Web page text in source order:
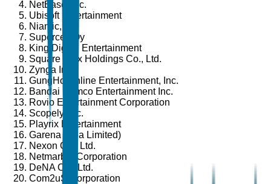
NetEase, Inc.
Ubisoft Entertainment
Niantic, Inc.
Supercell Oy
King Digital Entertainment
Square Enix Holdings Co., Ltd.
Zynga Inc.
GungHo Online Entertainment, Inc.
Bandai Namco Entertainment Inc.
Rovio Entertainment Corporation
Scopely, Inc.
Playrix Entertainment
Garena (Sea Limited)
Nexon Co., Ltd.
Netmarble Corporation
DeNA Co., Ltd.
Com2uS Corporation